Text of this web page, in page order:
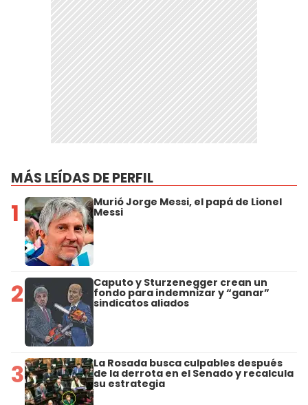
MÁS LEÍDAS DE PERFIL
1 Murió Jorge Messi, el papá de Lionel
Messi
2 Caputo y Sturzenegger crean un
fondo para indemnizar y “ganar”
sindicatos aliados
3 La Rosada busca culpables después
de la derrota en el Senado y recalcula
su estrategia